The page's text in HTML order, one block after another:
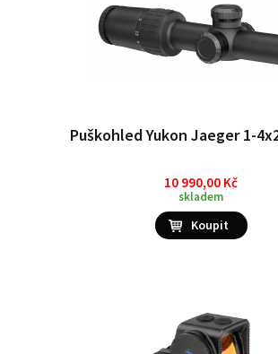
Puškohled Yukon Jaeger 1-
10 990,00 Kč
skladem